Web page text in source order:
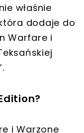
właśnie
dodaje do
Warfare i
i Warzone